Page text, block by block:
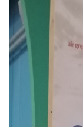
Planportal
Tidsbestilling